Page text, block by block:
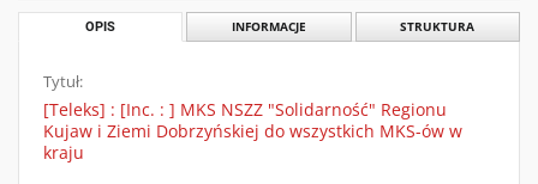
OPIS INFORMACJE STRUKTURA
Tytuł:
[Teleks] : [Inc. : ] MKS NSZZ "Solidarność" Regionu
Kujaw i Ziemi Dobrzyńskiej do wszystkich MKS-ów w
kraju